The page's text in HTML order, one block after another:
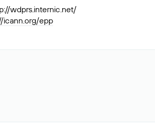
wdprs.internic.net/
icann.org/epp